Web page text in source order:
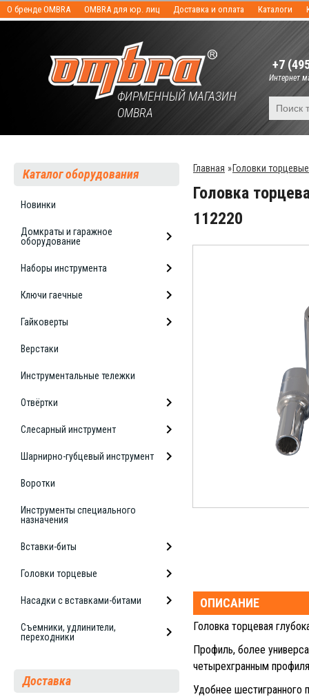
О бренде OMBRA OMBRA для юр. лиц Доставка и оплата Каталоги
ФИРМЕННЫЙ МАГАЗИН
OMBRA
+7
Интернет
Каталог оборудования
Новинки
Домкраты и гаражное
оборудование
Наборы инструмента
Ключи гаечные
Гайковерты
Верстаки
Инструментальные тележки
Отвёртки
Слесарный инструмент
Шарнирно-губцевый инструмент
Воротки
Инструменты специального
назначения
Вставки-биты
Головки торцевые
Насадки с вставками-битами
Съемники, удлинители,
переходники
Доставка
Главная »Головки торцевые
Головка
112220
ОПИСАНИЕ
Головка торцевая
Профиль, более
четырехгранным
Удобнее шестигранного